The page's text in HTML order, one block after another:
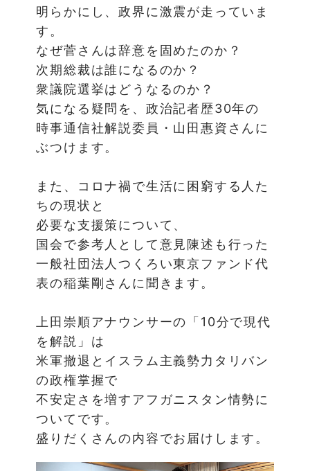
明らかにし、政界に激震が走っていま
す。
なぜ菅さんは辞意を固めたのか？
次期総裁は誰になるのか？
衆議院選挙はどうなるのか？
気になる疑問を、政治記者歴30年の
時事通信社解説委員・山田惠資さんに
ぶつけます。
また、コロナ禍で生活に困窮する人た
ちの現状と
必要な支援策について、
国会で参考人として意見陳述も行った
一般社団法人つくろい東京ファンド代
表の稲葉剛さんに聞きます。
上田崇順アナウンサーの「10分で現代
を解説」は
米軍撤退とイスラム主義勢力タリバン
の政権掌握で
不安定さを増すアフガニスタン情勢に
ついてです。
盛りだくさんの内容でお届けします。